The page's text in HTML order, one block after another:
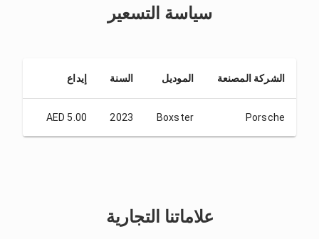
سياسة التسعير
الشركة المصنعة الموديل السنة إيداع
Porsche
Boxster
2023
AED 5.00
علاماتنا التجارية